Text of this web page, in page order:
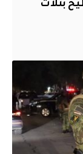
بثلاث